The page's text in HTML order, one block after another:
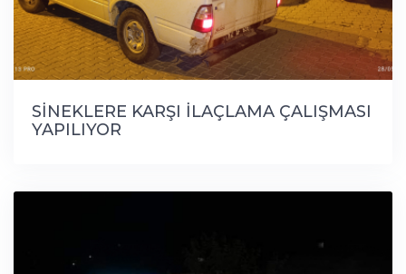
SİNEKLERE KARŞI İLAÇLAMA ÇALIŞMASI
YAPILIYOR